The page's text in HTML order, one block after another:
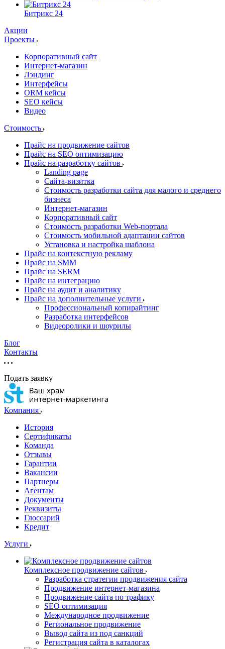
Битрикс 24
Акции
Проекты
Корпоративный сайт
Интернет-магазин
Лэндинг
Интерфейсы
ORM кейсы
SEO кейсы
Видео
Стоимость
Прайс на продвижение сайтов
Прайс на SEO оптимизацию
Прайс на разработку сайтов
Landing page
Cайта-визитка
Стоимость разработки сайта для малого и среднего
бизнеса
Интернет-магазин
Корпоративный сайт
Стоимость разработки Web-портала
Стоимость мобильной адаптации сайтов
Установка и настройка шаблона
Прайс на контекстную рекламу
Прайс на SMM
Прайс на SERM
Прайс на интеграцию
Прайс на аудит и аналитику
Прайс на дополнительные услуги
Профессиональный копирайтинг
Разработка интерфейсов
Видеоролики и шоурилы
Блог
Контакты
Подать заявку
Компания
История
Сертификаты
Команда
Отзывы
Гарантии
Вакансии
Партнеры
Агентам
Документы
Реквизиты
Глоссарий
Кредит
Услуги
Комплексное продвижение сайтов
Разработка стратегии продвижения сайта
Продвижение интернет-магазина
Продвижение сайта по трафику
SEO оптимизация
Международное продвижение
Региональное продвижение
Вывод сайта из под санкций
Регистрация сайта в каталогах